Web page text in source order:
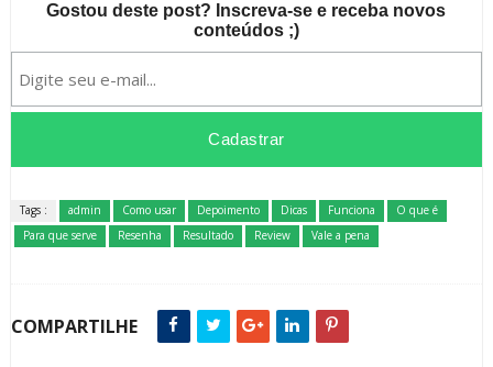
Gostou deste post? Inscreva-se e receba novos
conteúdos ;)
Tags : admin Como usar Depoimento Dicas Funciona
O que é
Para que serve
Resenha Resultado Review Vale a pena
COMPARTILHE